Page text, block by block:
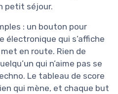
petit séjour.
: un bouton pour
électronique qui s’affiche
en route. Rien de
qui n’aime pas se
Le tableau de score
qui mène, et chaque but